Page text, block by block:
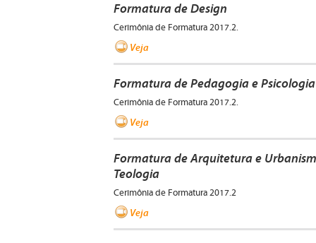
Formatura de Design
Cerimônia de Formatura 2017.2.
Veja
Formatura de Pedagogia e Psicologia
Cerimônia de Formatura 2017.2.
Veja
Formatura de Arquitetura e
Teologia
Cerimônia de Formatura 2017.2
Veja